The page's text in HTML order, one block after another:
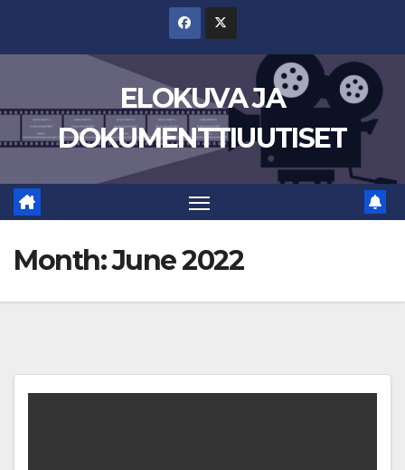
ELOKUVA JA
DOKUMENTTIUUTISET
Month:June 2022